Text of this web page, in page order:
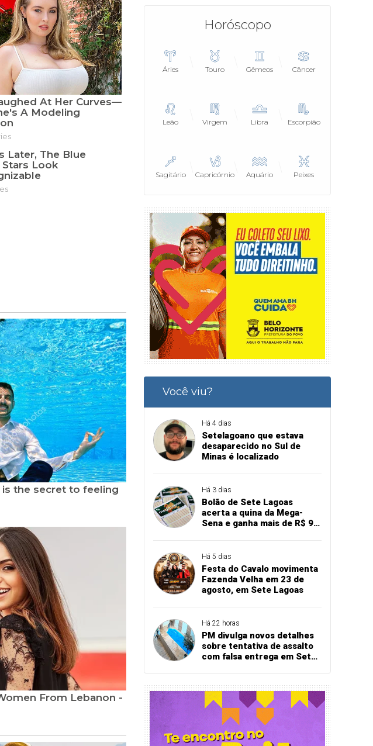
Horóscopo
Áries Touro Gêmeos Câncer
Leão Virgem Libra Escorpião
Sagitário Capricórnio Aquário Peixes
Você viu?
Há 4 dias
Setelagoano que estava
desaparecido no Sul de
Minas é localizado
Há 3 dias
Bolão de Sete Lagoas
acerta a quina da Mega-
Sena e ganha mais de R$ 94
Há 5 dias
Festa do Cavalo movimenta
Fazenda Velha em 23 de
agosto, em Sete Lagoas
Há 22 horas
PM divulga novos detalhes
sobre tentativa de assalto
com falsa entrega em Sete